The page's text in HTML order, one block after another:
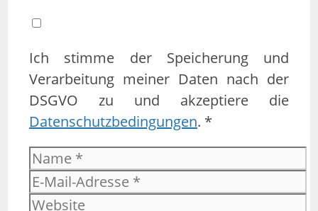
Ich stimme der Speicherung und
Verarbeitung meiner Daten nach der
DSGVO zu und akzeptiere die
Datenschutzbedingungen. *
Name
E-
Mail-
Website